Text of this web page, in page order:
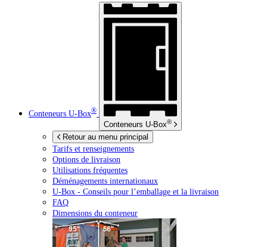
Conteneurs U-Box®
Conteneurs U-Box®
Retour au menu principal
Tarifs et renseignements
Options de livraison
Utilisations fréquentes
Déménagements internationaux
U-Box - Conseils pour l’emballage et la livraison
FAQ
Dimensions du conteneur